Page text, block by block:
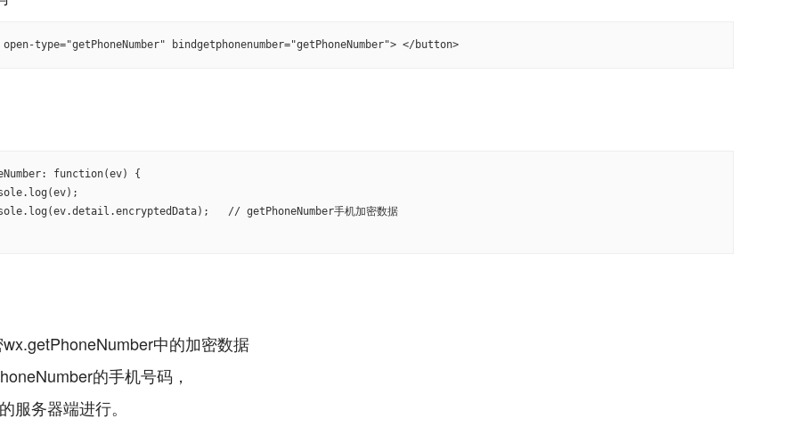
type="getPhoneNumber" bindgetphonenumber="getPhoneNumber"> </button>
function(ev) {
中的加密数据
的手机号码，
服务器端进行。